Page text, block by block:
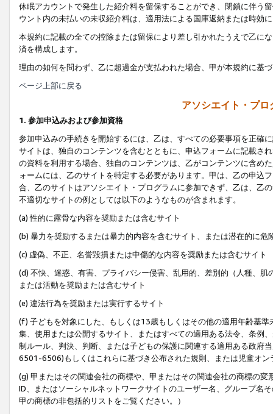
休眠アカウントで発生した紹介料を留保することができ、閉鎖に伴う
ウント内の未払いの未収紹介料は、適用法による国庫返納または時効
本規約に記載の全ての控除または留保により差し引かれたうえで乙に
済を構成します。
理由の如何を問わず、乙に超過金が支払われた場合、甲が本規約に基
ページ上部に戻る
アソシエイト・プ
1. 参加申込みおよび参加資格
参加申込みの手続きを開始するには、乙は、すべての必要事項を正確
サイトは、独自のコンテンツを含むとともに、申込フォームに記載さ
の資料を利用する場合、独自のコンテンツは、乙がコンテンツに含め
ォームには、乙のサイトを特定する必要があります。甲は、乙の申込
合、乙のサイトはアソシエイト・プログラムに参加できず、乙は、乙
不適切なサイトの例としては以下のようなものが含まれます。
(a) 性的に露骨な内容を奨励または含むサイト
(b) 暴力を奨励するまたは暴力的内容を含むサイト、または潜在的に
(c) 虚偽、不正、名誉毀損または中傷的な内容を奨励または含むサイト
(d) 不快、迷惑、有害、プライバシー侵害、乱用的、差別的（人種、
または活動を奨励または含むサイト
(e) 違法行為を奨励または実行するサイト
(f) 子どもを対象にした、もしくは13歳もしくはその他の適用年齢基
集、使用または公開するサイト、またはすべての適用ある法令、条例
制ルール、判決、判断、または子どもの保護に関連する適用ある政府
6501-6506)もしくはこれらに基づき公布された規則、または児童オン
(g) 甲またはその関連会社の商標や、甲またはその関連会社の商標の
ID、またはソーシャルネットワークサイトのユーザー名、グループ名
甲の商標の非包括的リストをご覧ください。）